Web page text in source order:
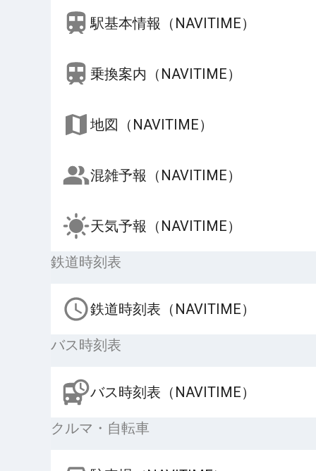
駅基本情報（NAVITIME）
乗換案内（NAVITIME）
地図（NAVITIME）
混雑予報（NAVITIME）
天気予報（NAVITIME）
鉄道時刻表
鉄道時刻表（NAVITIME）
バス時刻表
バス時刻表（NAVITIME）
クルマ・自転車